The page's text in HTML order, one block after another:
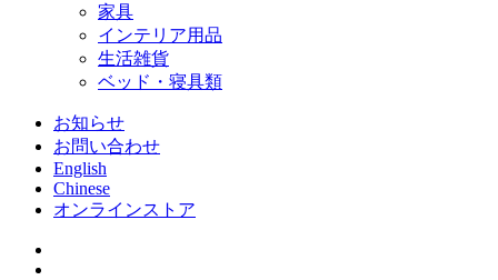
家具
インテリア用品
生活雑貨
ベッド・寝具類
お知らせ
お問い合わせ
English
Chinese
オンラインストア